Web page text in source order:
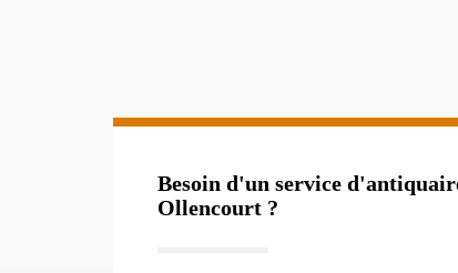
Besoin d'un service
Ollencourt ?